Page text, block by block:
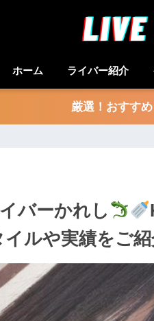
ホーム ライバー紹介
厳選！おすす
バーかれし
ルや実績をご